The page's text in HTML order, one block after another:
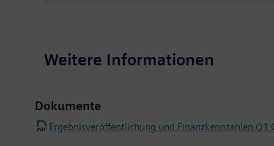
Weitere Informationen
Dokumente
Ergebnisveröffentlichung und Finanzkennzahlen Q1